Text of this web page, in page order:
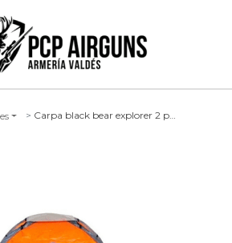
Carpa black bear explorer 2 personas